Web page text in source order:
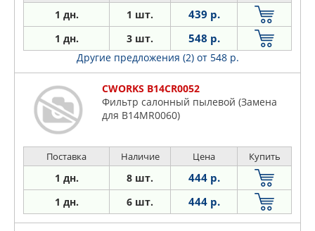
1 дн. 1 шт. 439 р.
1 дн. 3 шт. 548 р.
Другие предложения (2) от 548 р.
CWORKS B14CR0052
Фильтр салонный пылевой (Замена
для B14MR0060)
Поставка Наличие Цена Купить
1 дн. 8 шт. 444 р.
1 дн. 6 шт. 444 р.